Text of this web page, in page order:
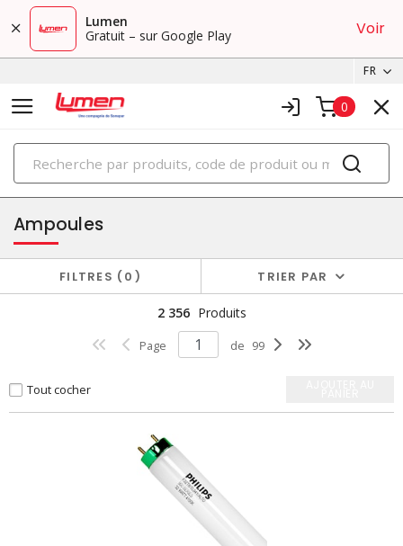
Lumen
Gratuit – sur Google Play
Voir
FR
0
PRODUITS
éclairage
Ampoules
FILTRES 0 TRIER PAR
2 356 Produits
Page de 99
Tout cocher